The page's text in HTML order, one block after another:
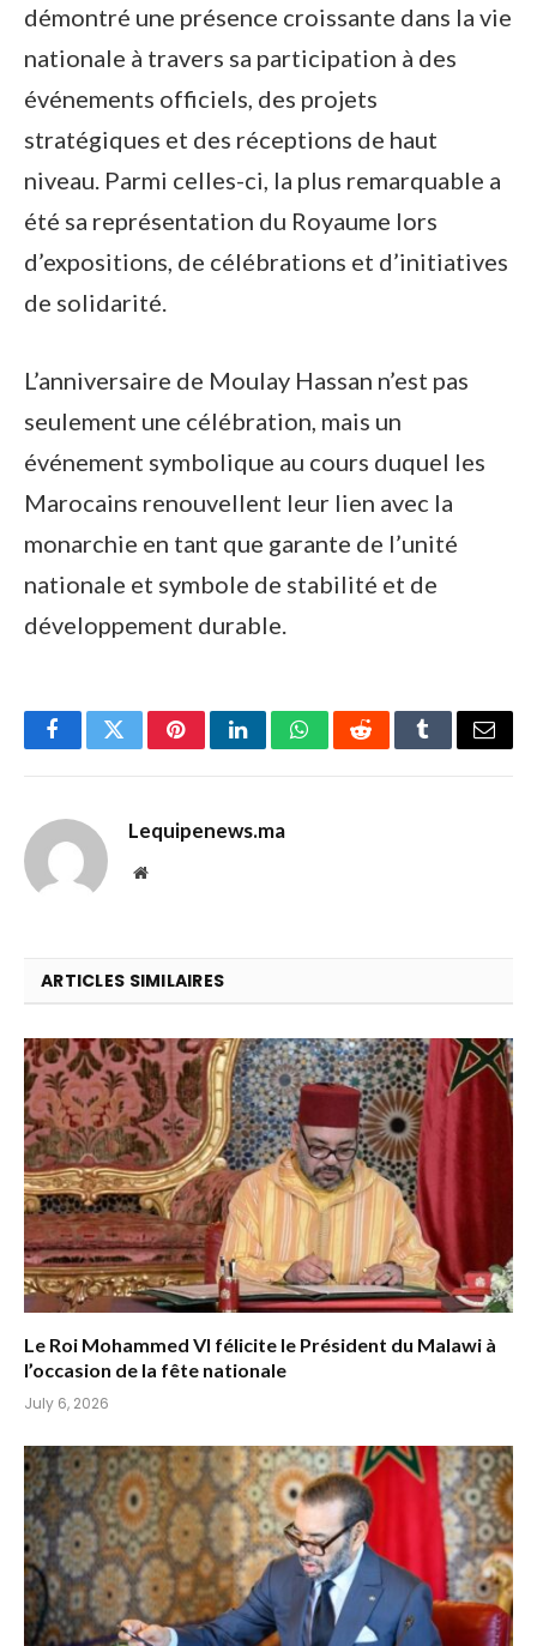
démontré une présence croissante dans la vie
nationale à travers sa participation à des
événements officiels, des projets
stratégiques et des réceptions de haut
niveau. Parmi celles-ci, la plus remarquable a
été sa représentation du Royaume lors
d’expositions, de célébrations et d’initiatives
de solidarité.
L’anniversaire de Moulay Hassan n’est pas
seulement une célébration, mais un
événement symbolique au cours duquel les
Marocains renouvellent leur lien avec la
monarchie en tant que garante de l’unité
nationale et symbole de stabilité et de
développement durable.
FacebookTwitterPinterestLinkedInWhatsAppRedditTumblrEmail
Lequipenews.ma
Website
ARTICLES SIMILAIRES
Le Roi Mohammed VI félicite le Président du Malawi à
l’occasion de la fête nationale
July 6, 2026